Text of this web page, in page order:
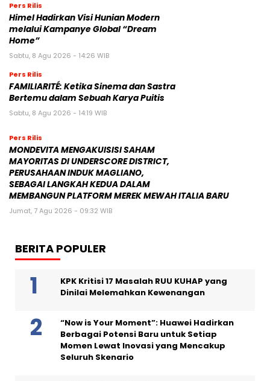
Pers Rilis
Himel Hadirkan Visi Hunian Modern
melalui Kampanye Global “Dream
Home”
Sabtu, 8 Agu 2026 - 14:26 WIB
Pers Rilis
FAMILIARITÉ: Ketika Sinema dan Sastra
Bertemu dalam Sebuah Karya Puitis
Sabtu, 8 Agu 2026 - 14:19 WIB
Pers Rilis
MONDEVITA MENGAKUISISI SAHAM
MAYORITAS DI UNDERSCORE DISTRICT,
PERUSAHAAN INDUK MAGLIANO,
SEBAGAI LANGKAH KEDUA DALAM
MEMBANGUN PLATFORM MEREK MEWAH ITALIA BARU
Jumat, 7 Agu 2026 - 09:32 WIB
BERITA POPULER
KPK Kritisi 17 Masalah RUU KUHAP yang
Dinilai Melemahkan Kewenangan
“Now is Your Moment”: Huawei Hadirkan
Berbagai Potensi Baru untuk Setiap
Momen Lewat Inovasi yang Mencakup
Seluruh Skenario